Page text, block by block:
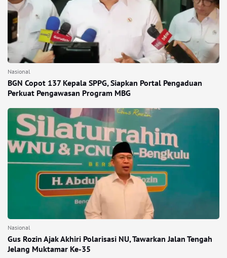
Nasional
BGN Copot 137 Kepala SPPG, Siapkan Portal Pengaduan
Perkuat Pengawasan Program MBG
Nasional
Gus Rozin Ajak Akhiri Polarisasi NU, Tawarkan Jalan Tengah
Jelang Muktamar Ke-35